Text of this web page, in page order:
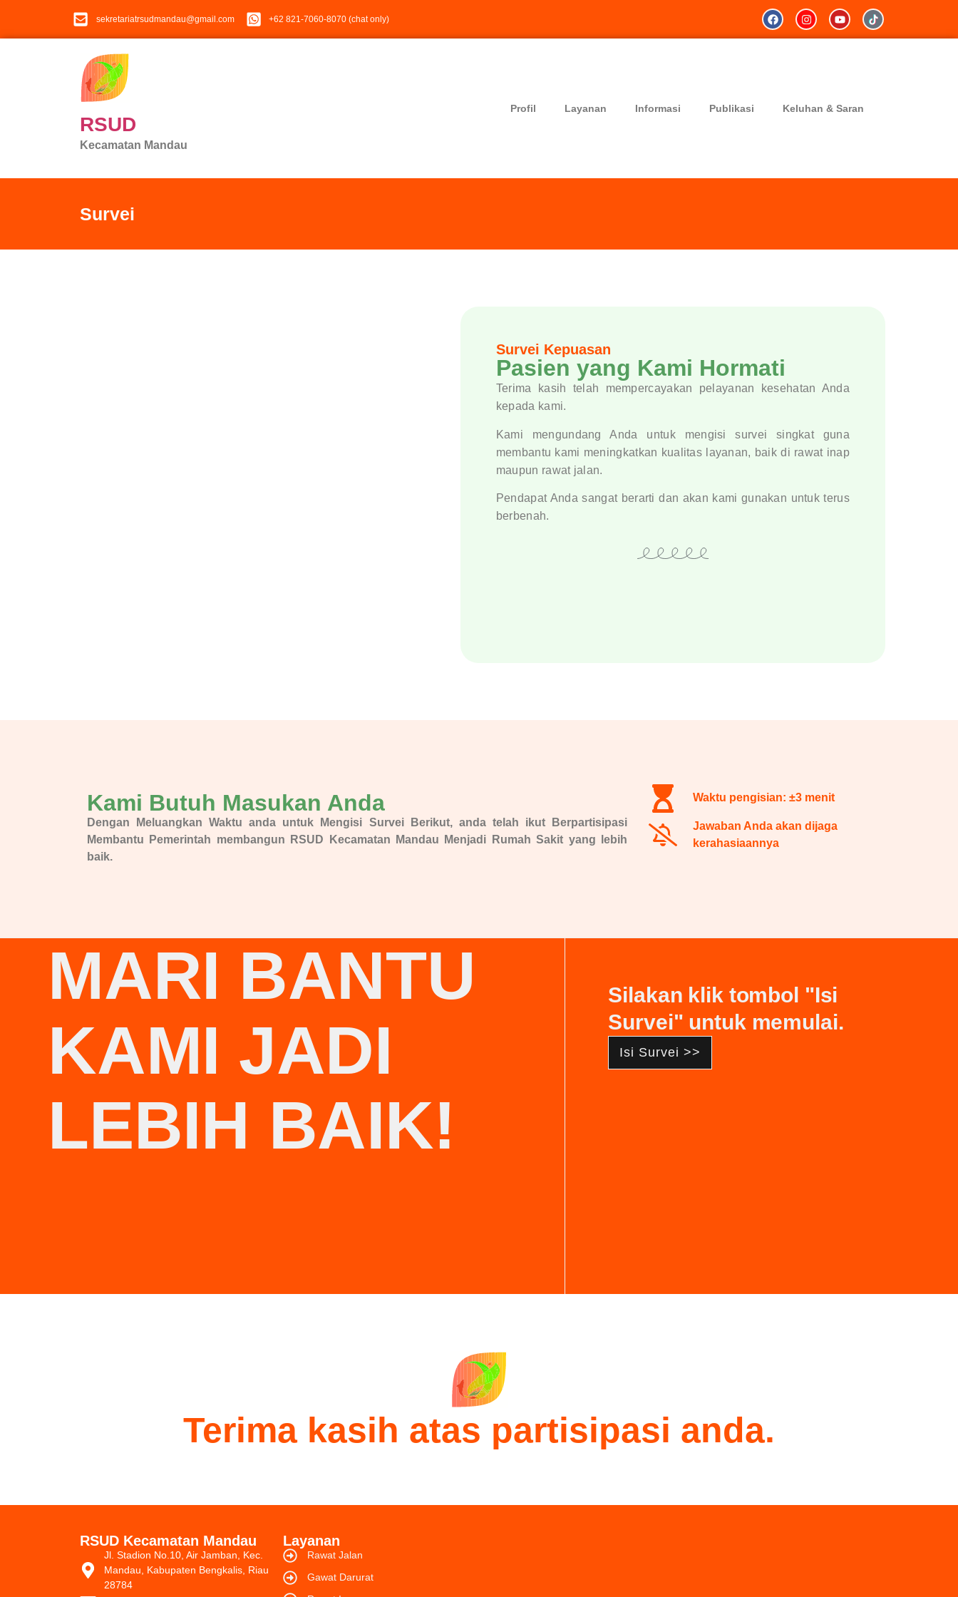
sekretariatrsudmandau@gmail.com +62 821-7060-8070 (chat only)
RSUD
Kecamatan Mandau
Profil Layanan Informasi Publikasi Keluhan & Saran
Survei
Survei Kepuasan
Pasien yang Kami Hormati
Terima kasih telah mempercayakan pelayanan kesehatan Anda
kepada kami.
Kami mengundang Anda untuk mengisi survei singkat guna
membantu kami meningkatkan kualitas layanan, baik di rawat inap
maupun rawat jalan.
Pendapat Anda sangat berarti dan akan kami gunakan untuk terus
berbenah.
Kami Butuh Masukan Anda
Dengan Meluangkan Waktu anda untuk Mengisi Survei Berikut, anda telah ikut Berpartisipasi
Membantu Pemerintah membangun RSUD Kecamatan Mandau Menjadi Rumah Sakit yang lebih
baik.
Waktu pengisian: ±3 menit
Jawaban Anda akan dijaga
kerahasiaannya
MARI BANTU
KAMI JADI
LEBIH BAIK!
Silakan klik tombol "Isi
Survei" untuk memulai.
Isi Survei >>
Terima kasih atas partisipasi anda.
RSUD Kecamatan Mandau
Jl. Stadion No.10, Air Jamban, Kec.
Mandau, Kabupaten Bengkalis, Riau
28784
Layanan
Rawat Jalan
Gawat Darurat